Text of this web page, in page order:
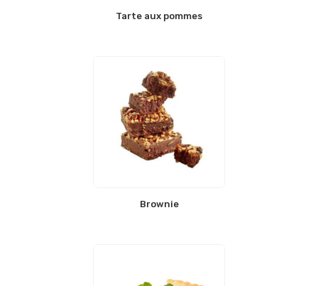
Tarte aux pommes
Brownie